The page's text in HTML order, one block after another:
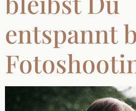
entspannt